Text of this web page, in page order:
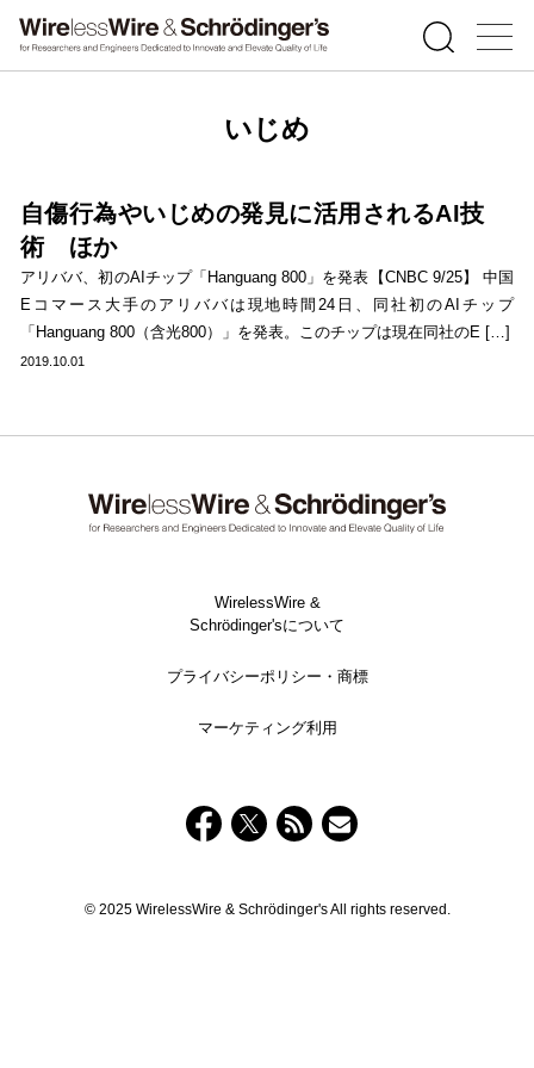
いじめ
自傷行為やいじめの発見に活用されるAI技
術 ほか
アリババ、初のAIチップ「Hanguang 800」を発表【CNBC 9/25】 中国
Eコマース大手のアリババは現地時間24日、同社初のAIチップ
「Hanguang 800（含光800）」を発表。このチップは現在同社のE […]
2019.10.01
WirelessWire &
Schrödinger'sについて
プライバシーポリシー・商標
マーケティング利用
© 2025 WirelessWire & Schrödinger's All rights reserved.